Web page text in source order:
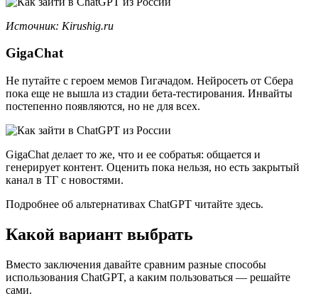
Источник: Kirushig.ru
GigaChat
Не путайте с героем мемов Гигачадом. Нейросеть от Сбера
пока еще не вышла из стадии бета-тестирования. Инвайты
постепенно появляются, но не для всех.
GigaChat делает то же, что и ее собратья: общается и
генерирует контент. Оценить пока нельзя, но есть закрытый
канал в ТГ с новостями.
Подробнее об альтернативах ChatGPT читайте здесь.
Какой вариант выбрать
Вместо заключения давайте сравним разные способы
использования ChatGPT, а каким пользоваться — решайте
сами.